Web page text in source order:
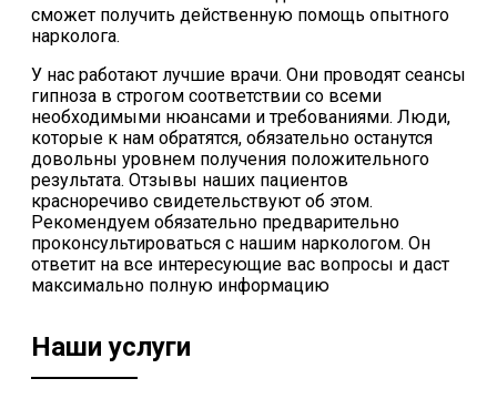
сможет получить действенную помощь опытного
нарколога.
У нас работают лучшие врачи. Они проводят сеансы
гипноза в строгом соответствии со всеми
необходимыми нюансами и требованиями. Люди,
которые к нам обратятся, обязательно останутся
довольны уровнем получения положительного
результата. Отзывы наших пациентов
красноречиво свидетельствуют об этом.
Рекомендуем обязательно предварительно
проконсультироваться с нашим наркологом. Он
ответит на все интересующие вас вопросы и даст
максимально полную информацию
Наши услуги